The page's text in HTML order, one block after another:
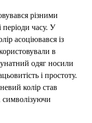
різними
періоди часу. У
асоціювався із
в
одяг носили
і простоту.
колір став